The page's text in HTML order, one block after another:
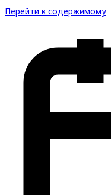
Перейти к содержимому